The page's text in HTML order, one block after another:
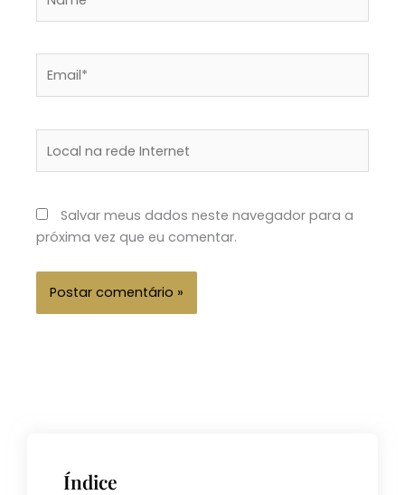
na
Internet
Salvar meus dados neste navegador para a
próxima vez que eu comentar.
Índice